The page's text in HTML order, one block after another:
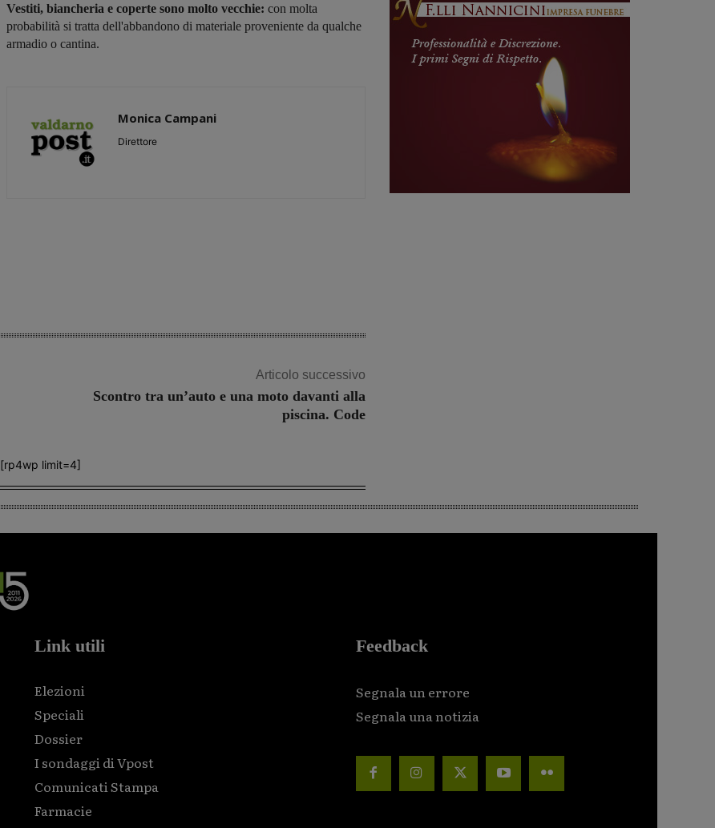
Vestiti, biancheria e coperte sono molto vecchie: con molta
probabilità si tratta dell'abbandono di materiale proveniente da qualche
armadio o cantina.
Monica Campani
Direttore
Articolo successivo
Scontro tra un’auto e una moto davanti alla
piscina. Code
[rp4wp limit=4]
Link utili
Elezioni
Speciali
Dossier
I sondaggi di Vpost
Comunicati Stampa
Farmacie
Feedback
Segnala un errore
Segnala una notizia